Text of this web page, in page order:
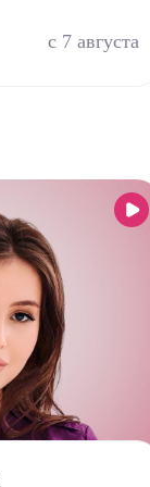
с 7 августа